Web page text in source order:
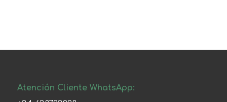
Atención Cliente WhatsApp: